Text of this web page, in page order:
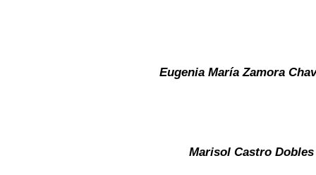
Eugenia María Zamora
Marisol Castro Dobles